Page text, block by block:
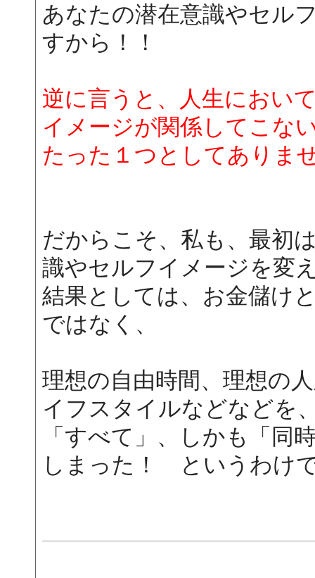
あなたの潜在意識やセル
すから！！
逆に言うと、人生におい
イメージが関係してこな
たった１つとしてありま
だからこそ、私も、最初
識やセルフイメージを変
結果としては、お金儲け
ではなく、
理想の自由時間、理想の
イフスタイルなどなどを
「すべて」、しかも「同
しまった！ というわけ